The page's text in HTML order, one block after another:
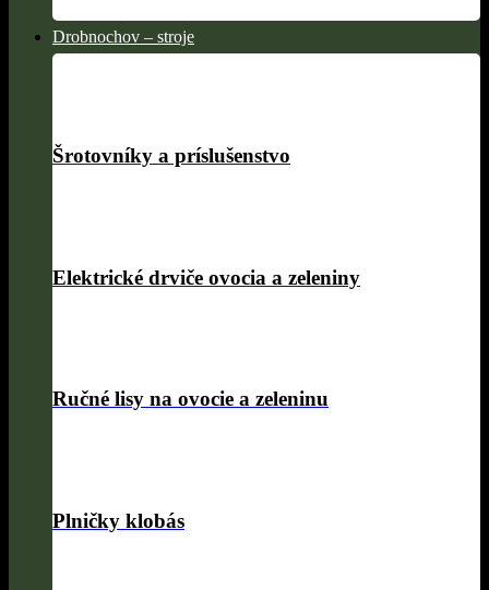
Drobnochov – stroje
Šrotovníky a príslušenstvo
Elektrické drviče ovocia a zeleniny
Ručné lisy na ovocie a zeleninu
Plničky klobás